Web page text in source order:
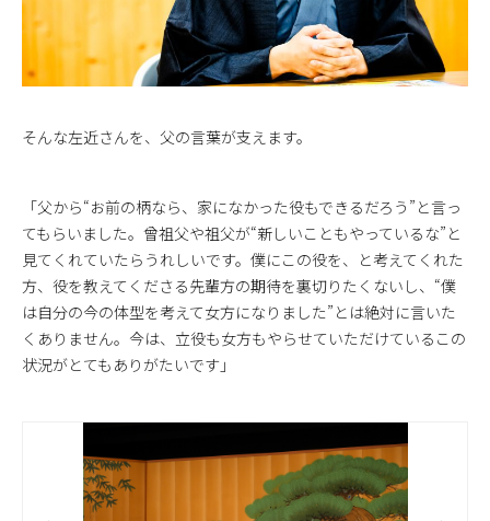
そんな左近さんを、父の言葉が支えます。
「父から“お前の柄なら、家になかった役もできるだろう”と言っ
てもらいました。曾祖父や祖父が“新しいこともやっているな”と
見てくれていたらうれしいです。僕にこの役を、と考えてくれた
方、役を教えてくださる先輩方の期待を裏切りたくないし、“僕
は自分の今の体型を考えて女方になりました”とは絶対に言いた
くありません。今は、立役も女方もやらせていただけているこの
状況がとてもありがたいです」